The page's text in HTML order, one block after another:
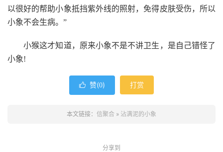
以很好的帮助小象抵挡紫外线的照射，免得皮肤受伤，所以
小象不会生病。”
小猴这才知道，原来小象不是不讲卫生，是自己错怪了
小象!
 赞(0) 打赏
本文链接： 信聚合 » 沾满泥的小象
分享到